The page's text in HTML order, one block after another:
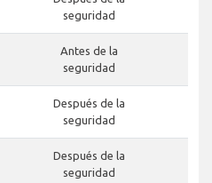
seguridad
Antes de la
seguridad
Después de la
seguridad
Después de la
seguridad